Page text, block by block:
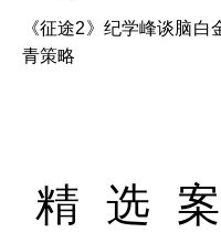
《征途2》纪学峰谈脑白
青策略
精选